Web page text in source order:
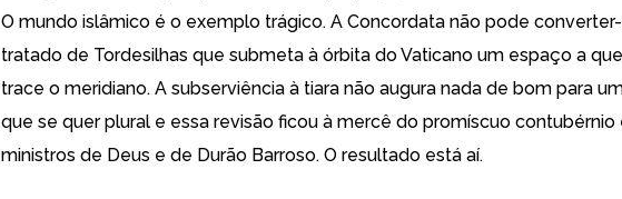
O mundo islâmico é o exemplo trágico. A Concordata não pode
tratado de Tordesilhas que submeta à órbita do Vaticano um espaço a
trace o meridiano. A subserviência à tiara não augura nada de bom para
que se quer plural e essa revisão ficou à mercê do promíscuo contubérnio
ministros de Deus e de Durão Barroso. O resultado está aí.